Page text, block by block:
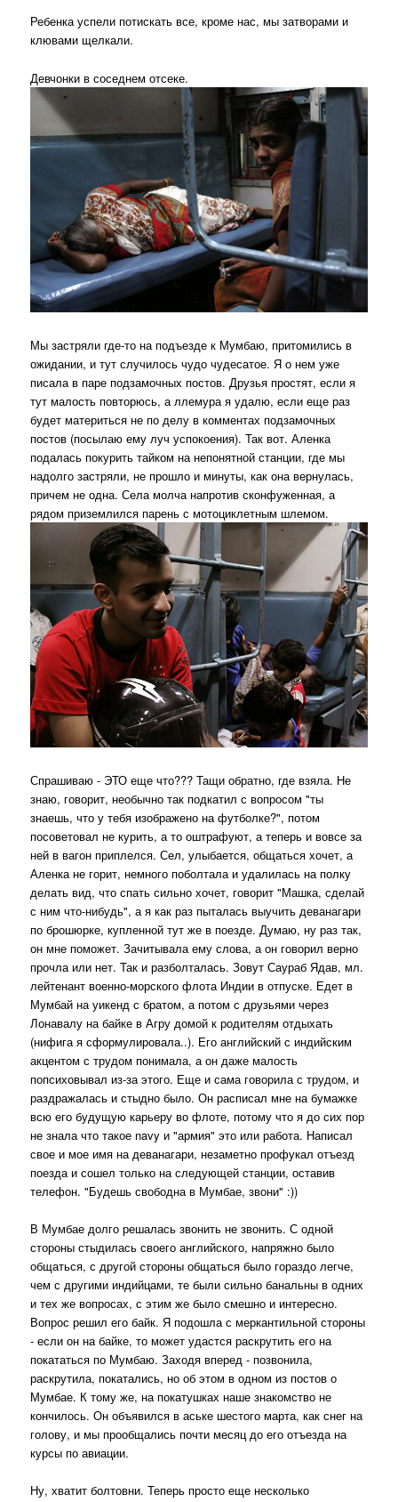
Ребенка успели потискать все, кроме нас, мы затворами и
клювами щелкали.
Девчонки в соседнем отсеке.
Мы застряли где-то на подъезде к Мумбаю, притомились в
ожидании, и тут случилось чудо чудесатое. Я о нем уже
писала в паре подзамочных постов. Друзья простят, если я
тут малость повторюсь, а ллемура я удалю, если еще раз
будет материться не по делу в комментах подзамочных
постов (посылаю ему луч успокоения). Так вот. Аленка
подалась покурить тайком на непонятной станции, где мы
надолго застряли, не прошло и минуты, как она вернулась,
причем не одна. Села молча напротив сконфуженная, а
рядом приземлился парень с мотоциклетным шлемом.
Спрашиваю - ЭТО еще что??? Тащи обратно, где взяла. Не
знаю, говорит, необычно так подкатил с вопросом "ты
знаешь, что у тебя изображено на футболке?", потом
посоветовал не курить, а то оштрафуют, а теперь и вовсе за
ней в вагон приплелся. Сел, улыбается, общаться хочет, а
Аленка не горит, немного поболтала и удалилась на полку
делать вид, что спать сильно хочет, говорит "Машка, сделай
с ним что-нибудь", а я как раз пыталась выучить деванагари
по брошюрке, купленной тут же в поезде. Думаю, ну раз так,
он мне поможет. Зачитывала ему слова, а он говорил верно
прочла или нет. Так и разболталась. Зовут Саураб Ядав, мл.
лейтенант военно-морского флота Индии в отпуске. Едет в
Мумбай на уикенд с братом, а потом с друзьями через
Лонавалу на байке в Агру домой к родителям отдыхать
(нифига я сформулировала..). Его английский с индийским
акцентом с трудом понимала, а он даже малость
попсиховывал из-за этого. Еще и сама говорила с трудом, и
раздражалась и стыдно было. Он расписал мне на бумажке
всю его будущую карьеру во флоте, потому что я до сих пор
не знала что такое navy и "армия" это или работа. Написал
свое и мое имя на деванагари, незаметно профукал отъезд
поезда и сошел только на следующей станции, оставив
телефон. "Будешь свободна в Мумбае, звони" :))
В Мумбае долго решалась звонить не звонить. С одной
стороны стыдилась своего английского, напряжно было
общаться, с другой стороны общаться было гораздо легче,
чем с другими индийцами, те были сильно банальны в одних
и тех же вопросах, с этим же было смешно и интересно.
Вопрос решил его байк. Я подошла с меркантильной стороны
- если он на байке, то может удастся раскрутить его на
покататься по Мумбаю. Заходя вперед - позвонила,
раскрутила, покатались, но об этом в одном из постов о
Мумбае. К тому же, на покатушках наше знакомство не
кончилось. Он объявился в аське шестого марта, как снег на
голову, и мы прообщались почти месяц до его отъезда на
курсы по авиации.
Ну, хватит болтовни. Теперь просто еще несколько